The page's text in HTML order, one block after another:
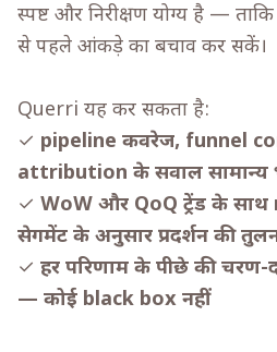
स्पष्ट और निरीक्षण योग्य है —
से पहले आंकड़े का बचाव कर सकें।
Querri यह कर सकता है:
✓ pipeline कवरेज, funnel
attribution के सवाल सामान्य
✓ WoW और QoQ ट्रेंड के साथ
सेगमेंट के अनुसार प्रदर्शन की
✓ हर परिणाम के पीछे की
— कोई black box नहीं